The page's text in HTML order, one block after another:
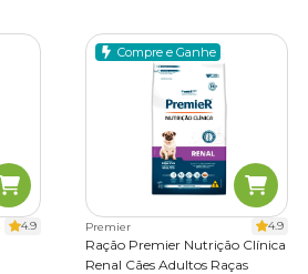
4.9
Compre e Ganhe
Premier 4.9
Ração Premier Nutrição Clínica
Renal Cães Adultos Raças